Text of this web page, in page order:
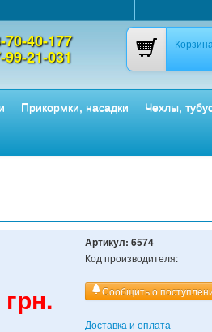
70-40-177
99-21-031
Прикормки, насадки
Чехлы,
грн.
Артикул: 6574
Код производителя:
Сообщить о
Доставка и оплата